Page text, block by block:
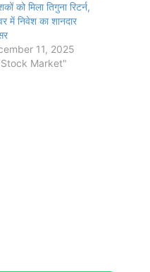
को मिला तिगुना रिटर्न,
में निवेश का शानदार
11, 2025
Market"